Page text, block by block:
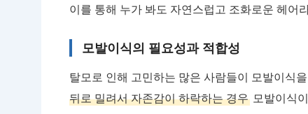
이를 통해 누가 봐도 자연스럽고 조화로운 헤어
모발이식의 필요성과 적합성
탈모로 인해 고민하는 많은 사람들이 모발이식
뒤로 밀려서 자존감이 하락하는 경우 모발이식